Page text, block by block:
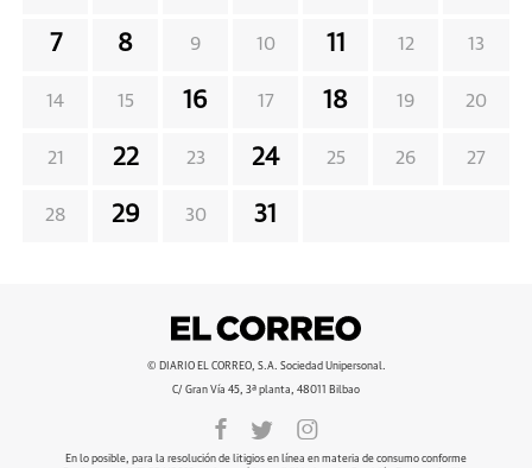
7 8 9 10 11 12 13
14 15 16 17 18 19 20
21 22 23 24 25 26 27
28 29 30 31
© DIARIO EL CORREO, S.A. Sociedad Unipersonal.
C/ Gran Vía 45, 3ª planta, 48011 Bilbao
En lo posible, para la resolución de litigios en línea en materia de consumo conforme